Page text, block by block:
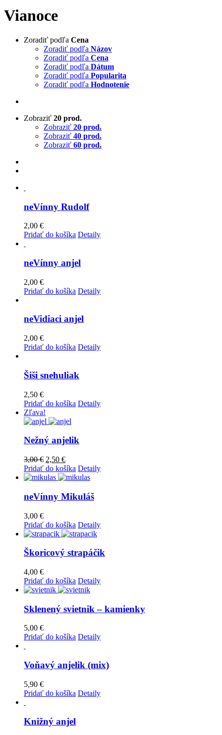
Vianoce
Zoradiť podľa Cena
Zoradiť podľa Názov
Zoradiť podľa Cena
Zoradiť podľa Dátum
Zoradiť podľa Popularita
Zoradiť podľa Hodnotenie
Zobraziť 20 prod.
Zobraziť 20 prod.
Zobraziť 40 prod.
Zobraziť 60 prod.
neVínny Rudolf
2,00 €
Pridať do košíka Detaily
neVínny anjel
2,00 €
Pridať do košíka Detaily
neVidiaci anjel
2,00 €
Pridať do košíka Detaily
Šiši snehuliak
2,50 €
Pridať do košíka Detaily
Zľava!
Nežný anjelik
3,00€ 2,50 €
Pridať do košíka Detaily
neVínny Mikuláš
3,00 €
Pridať do košíka Detaily
Škoricový strapáčik
4,00 €
Pridať do košíka Detaily
Sklenený svietnik – kamienky
5,00 €
Pridať do košíka Detaily
Voňavý anjelik (mix)
5,90 €
Pridať do košíka Detaily
Knižný anjel